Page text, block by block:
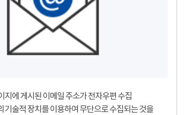
지에 게시된 이메일 주소가 전자우편 수집
기술적 장치를 이용하여 무단으로 수집되는 것을